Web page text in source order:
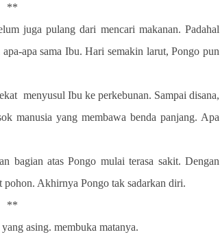
**
juga pulang dari mencari makanan. Padahal
apa sama Ibu. Hari semakin larut, Pongo pun
menyusul Ibu ke perkebunan. Sampai disana,
manusia yang membawa benda panjang. Apa
bagian atas Pongo mulai terasa sakit. Dengan
Akhirnya Pongo tak sadarkan diri.
**
asing. membuka matanya.